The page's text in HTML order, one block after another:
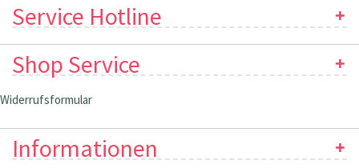
Service Hotline
Shop Service
Widerrufsformular
Informationen